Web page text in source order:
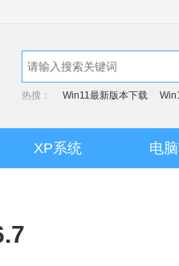
热搜： Win11最新版本下载
XP系统 电